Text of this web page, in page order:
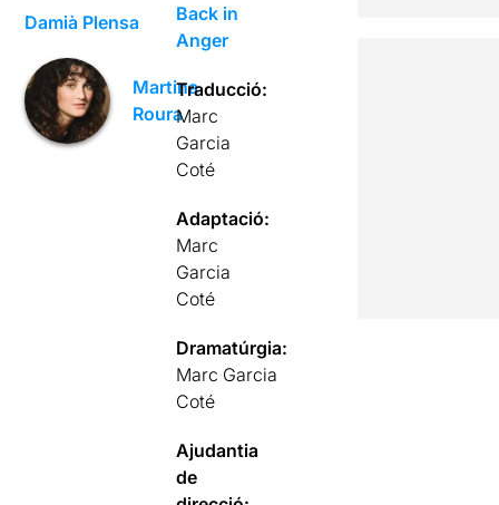
Damià Plensa
Martina
Roura
Back in
Anger
Traducció:
Marc
Garcia
Coté
Adaptació:
Marc
Garcia
Coté
Dramatúrgia:
Marc Garcia
Coté
Ajudantia
de